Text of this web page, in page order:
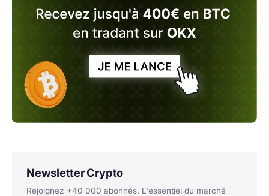
Newsletter Crypto
Rejoignez +40 000 abonnés. L'essentiel du marché